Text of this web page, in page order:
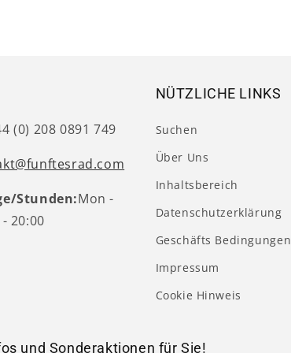
(0) 208 0891 749
Stunden:Mon -
20:00
NÜTZLICHE LINKS
Suchen
Über Uns
Inhaltsbereich
Datenschutzerklärung
Geschäfts Bedingungen
Impressum
Cookie Hinweis
und Sonderaktionen für Sie!